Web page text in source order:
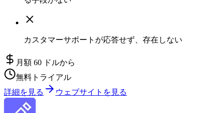
カスタマーサポートが応答せず、存在しない
月額 60 ドルから
無料トライアル
詳細を見る
ウェブサイトを見る